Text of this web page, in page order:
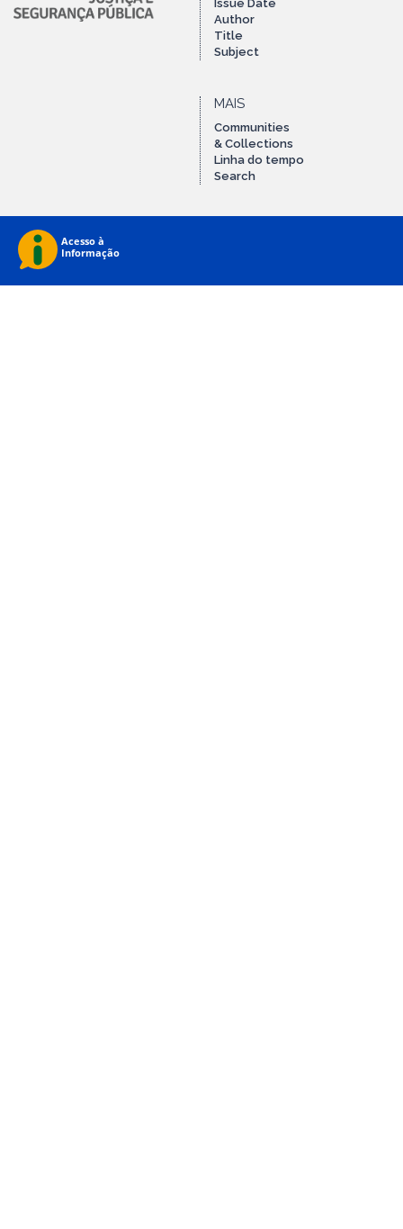
Issue Date
Author
Title
Subject
MAIS
Communities
& Collections
Linha do tempo
Search